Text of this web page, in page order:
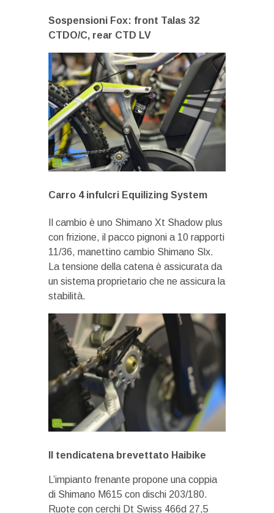
Sospensioni Fox: front Talas 32
CTDO/C, rear CTD LV
Carro 4 infulcri Equilizing System
Il cambio è uno Shimano Xt Shadow plus
con frizione, il pacco pignoni a 10 rapporti
11/36, manettino cambio Shimano Slx.
La tensione della catena è assicurata da
un sistema proprietario che ne assicura la
stabilità.
Il tendicatena brevettato Haibike
L’impianto frenante propone una coppia
di Shimano M615 con dischi 203/180.
Ruote con cerchi Dt Swiss 466d 27,5